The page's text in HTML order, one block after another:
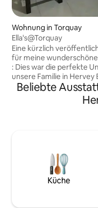
Wohnung in Torquay
Ella's@Torquay
Eine kürzlich
für meine
: Dies war die perfekte
unsere Familie in Hervey
Unterkunft ist
und die Küche und die
waren wirklich gut
haben,
zu beobachten. Die Lage
perfekt für uns – nah
Minuten zum Strand von
Beliebte
Küche